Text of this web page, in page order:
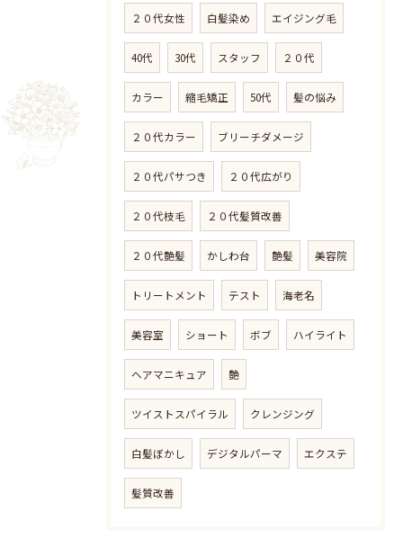
２０代女性 白髪染め エイジング毛
40代 30代 スタッフ ２０代
カラー 縮毛矯正 50代 髪の悩み
２０代カラー ブリーチダメージ
２０代パサつき ２０代広がり
２０代枝毛 ２０代髪質改善
２０代艶髪 かしわ台 艶髪 美容院
トリートメント テスト 海老名
美容室 ショート ボブ ハイライト
ヘアマニキュア 艶
ツイストスパイラル クレンジング
白髪ぼかし デジタルパーマ エクステ
髪質改善